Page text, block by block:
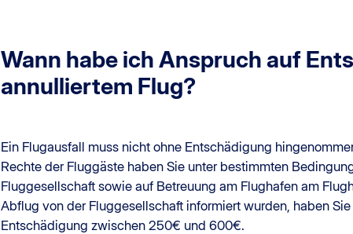
Wann habe ich Anspruch auf
annulliertem Flug?
Ein Flugausfall muss nicht ohne Entschädigung
Rechte der Fluggäste haben Sie unter bestimmten
Fluggesellschaft sowie auf Betreuung am Flughafen am
Abflug von der Fluggesellschaft informiert wurden, haben
Entschädigung zwischen 250€ und 600€.